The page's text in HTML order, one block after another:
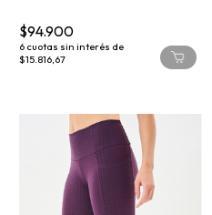
$94.900
6 cuotas sin interés de
$15.816,67